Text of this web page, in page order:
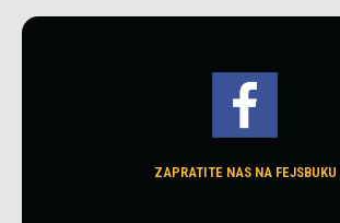
ZAPRATITE NAS NA FEJSBUKU